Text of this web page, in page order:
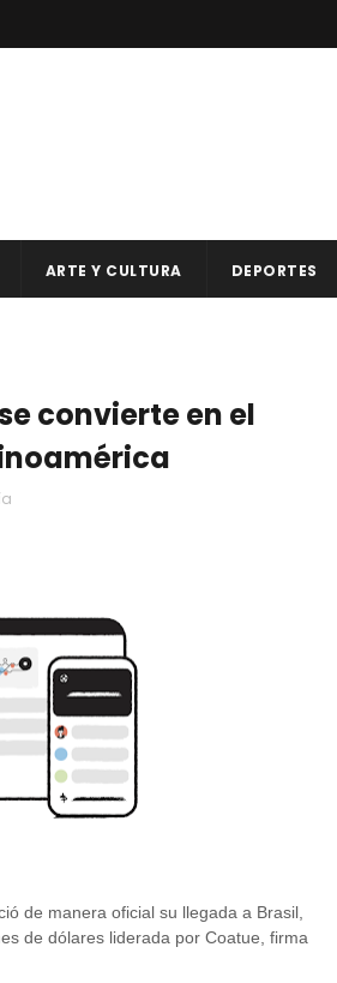
ARTE Y CULTURA DEPORTES
convierte en el
de manera oficial su llegada a Brasil,
de dólares liderada por Coatue, firma